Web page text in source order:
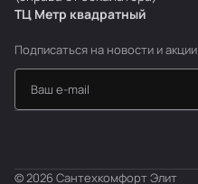
ТЦ Метр квадратный
Подписаться на новости и акции
© 2026 Сантехкомфорт Элит